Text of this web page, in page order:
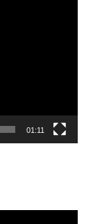
01:11